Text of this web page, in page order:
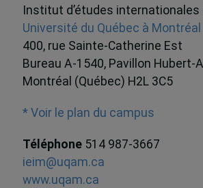
Institut d’études internationales
Université du Québec à Montréal
400, rue Sainte-Catherine Est
Bureau A-1540, Pavillon Hubert-
Montréal (Québec) H2L 3C5
* Voir le plan du campus
Téléphone 514 987-3667
ieim@uqam.ca
www.uqam.ca